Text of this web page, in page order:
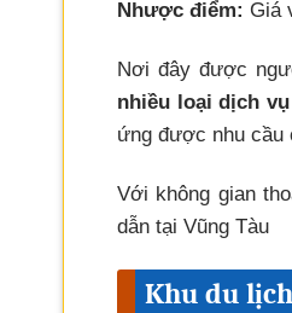
Nhược điểm: Giá
Nơi đây được
nhiều loại dịch
ứng được nhu cầu
Với không gian
dẫn tại Vũng Tàu
Khu du